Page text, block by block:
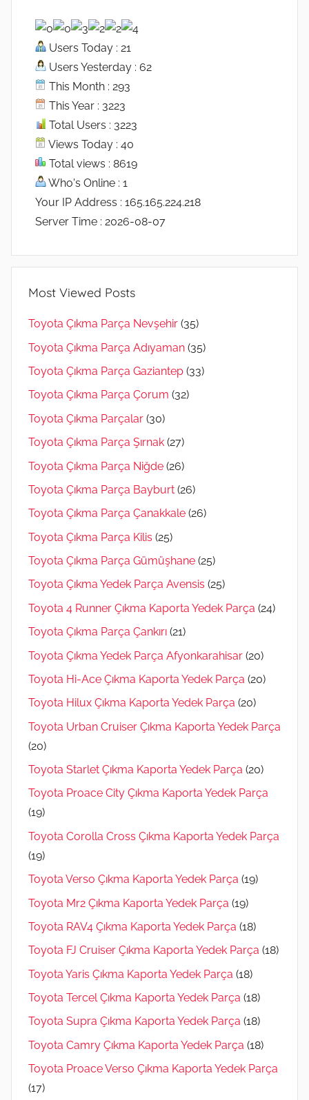
Users Today : 21
Users Yesterday : 62
This Month : 293
This Year : 3223
Total Users : 3223
Views Today : 40
Total views : 8619
Who's Online : 1
Your IP Address : 165.165.224.218
Server Time : 2026-08-07
Most Viewed Posts
Toyota Çıkma Parça Nevşehir (35)
Toyota Çıkma Parça Adıyaman (35)
Toyota Çıkma Parça Gaziantep (33)
Toyota Çıkma Parça Çorum (32)
Toyota Çıkma Parçalar (30)
Toyota Çıkma Parça Şırnak (27)
Toyota Çıkma Parça Niğde (26)
Toyota Çıkma Parça Bayburt (26)
Toyota Çıkma Parça Çanakkale (26)
Toyota Çıkma Parça Kilis (25)
Toyota Çıkma Parça Gümüşhane (25)
Toyota Çıkma Yedek Parça Avensis (25)
Toyota 4 Runner Çıkma Kaporta Yedek Parça (24)
Toyota Çıkma Parça Çankırı (21)
Toyota Çıkma Yedek Parça Afyonkarahisar (20)
Toyota Hi-Ace Çıkma Kaporta Yedek Parça (20)
Toyota Hilux Çıkma Kaporta Yedek Parça (20)
Toyota Urban Cruiser Çıkma Kaporta Yedek Parça
(20)
Toyota Starlet Çıkma Kaporta Yedek Parça (20)
Toyota Proace City Çıkma Kaporta Yedek Parça
(19)
Toyota Corolla Cross Çıkma Kaporta Yedek Parça
(19)
Toyota Verso Çıkma Kaporta Yedek Parça (19)
Toyota Mr2 Çıkma Kaporta Yedek Parça (19)
Toyota RAV4 Çıkma Kaporta Yedek Parça (18)
Toyota FJ Cruiser Çıkma Kaporta Yedek Parça (18)
Toyota Yaris Çıkma Kaporta Yedek Parça (18)
Toyota Tercel Çıkma Kaporta Yedek Parça (18)
Toyota Supra Çıkma Kaporta Yedek Parça (18)
Toyota Camry Çıkma Kaporta Yedek Parça (18)
Toyota Proace Verso Çıkma Kaporta Yedek Parça
(17)